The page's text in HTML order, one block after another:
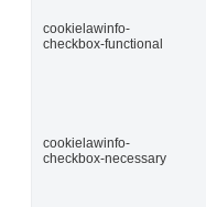
cookielawinfo-
checkbox-functional
cookielawinfo-
checkbox-necessary